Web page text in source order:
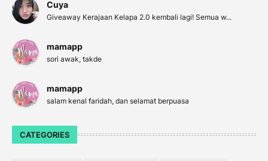
Cuya
Giveaway Kerajaan Kelapa 2.0 kembali lagi! Semua w...
mamapp
sori awak, takde
mamapp
salam kenal faridah, dan selamat berpuasa
CATEGORIES